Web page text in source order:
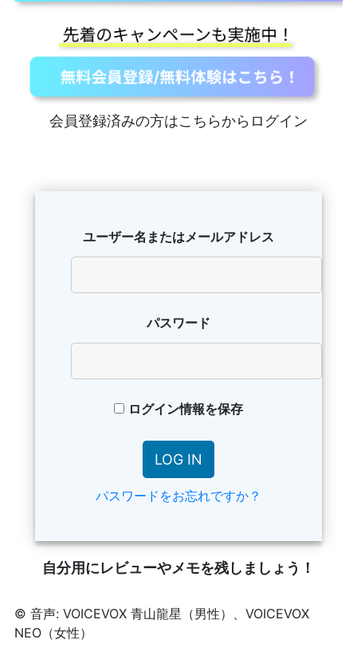
会員登録済みの方はこちらからログイン
ユーザー名またはメールアドレス
パスワード
ログイン情報を保存
パスワードをお忘れですか？
自分用にレビューやメモを残しましょう！
© 音声: VOICEVOX 青山龍星（男性）、VOICEVOX
NEO（女性）